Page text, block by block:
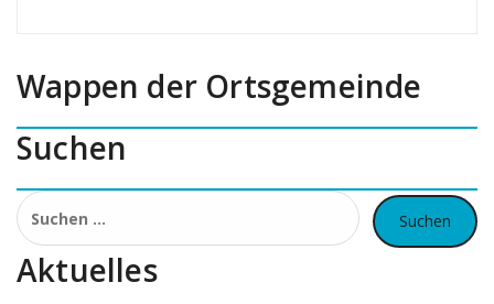
Wappen der Ortsgemeinde
Suchen
Suchen
nach:
Aktuelles